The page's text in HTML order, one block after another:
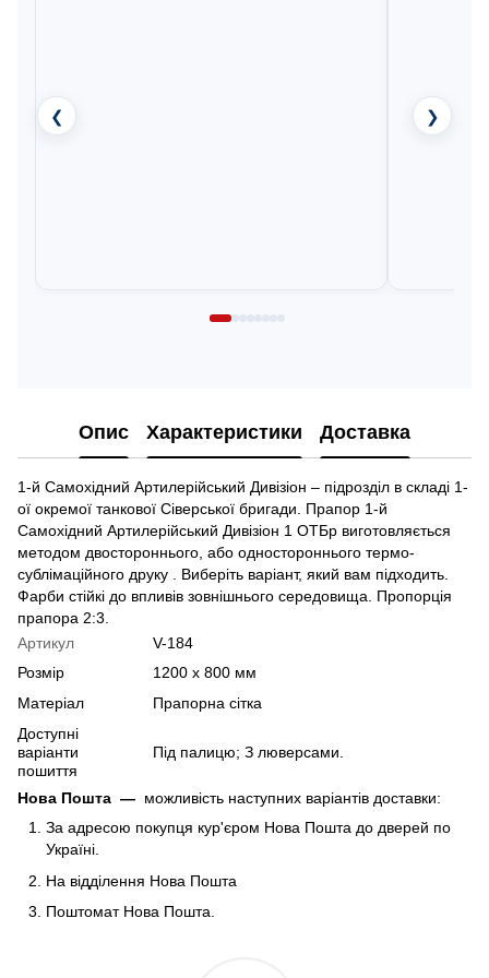
❮ ❯
Опис Характеристики Доставка
1-й Самохідний Артилерійський Дивізіон – підрозділ в складі 1-
ої окремої танкової Сіверської бригади. Прапор 1-й
Самохідний Артилерійський Дивізіон 1 ОТБр виготовляється
методом двостороннього, або одностороннього термо-
сублімаційного друку . Виберіть варіант, який вам підходить.
Фарби стійкі до впливів зовнішнього середовища. Пропорція
прапора 2:3.
Артикул
V-184
Розмір
1200 х 800 мм
Матеріал
Прапорна сітка
Доступні
варіанти
пошиття
Під палицю; З люверсами.
Нова Пошта — можливість наступних варіантів доставки:
За адресою покупця кур'єром Нова Пошта до дверей по
Україні.
На відділення Нова Пошта
Поштомат Нова Пошта.